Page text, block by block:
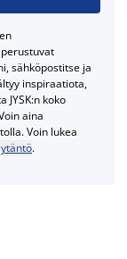
sähköpostitse ja
inspiraatiota,
koko
aina
Voin lukea
.